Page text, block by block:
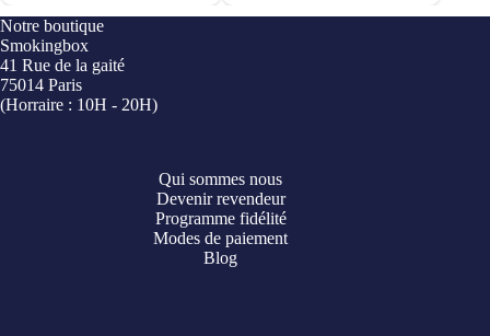
initial
actuel
Notre boutique
Smokingbox
41 Rue de la gaité
75014 Paris
(Horraire : 10H - 20H)
Qui sommes nous
Devenir revendeur
Programme fidélité
Modes de paiement
Blog